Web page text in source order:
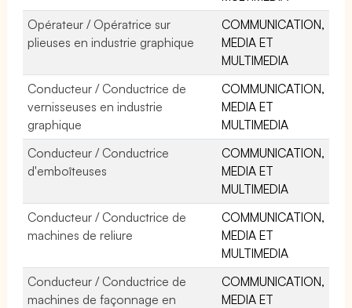
Opérateur / Opératrice sur
plieuses en industrie graphique
COMMUNICATION,
MEDIA ET
MULTIMEDIA
Conducteur / Conductrice de
vernisseuses en industrie
graphique
COMMUNICATION,
MEDIA ET
MULTIMEDIA
Conducteur / Conductrice
d'emboîteuses
COMMUNICATION,
MEDIA ET
MULTIMEDIA
Conducteur / Conductrice de
machines de reliure
COMMUNICATION,
MEDIA ET
MULTIMEDIA
Conducteur / Conductrice de
machines de façonnage en
COMMUNICATION,
MEDIA ET